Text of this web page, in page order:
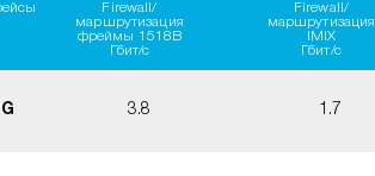
Firewall/
маршрутизация
фреймы 1518B
Гбит/с
Firewall/
маршрутизация
IMIX
Гбит/с
3.8 1.7